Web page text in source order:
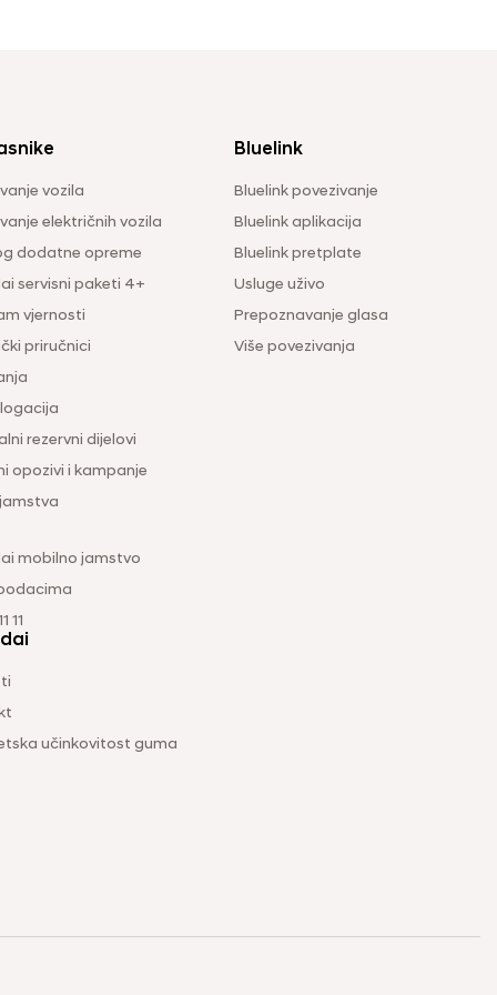
vozila
električnih vozila
dodatne opreme
servisni paketi 4+
vjernosti
priručnici
rezervni dijelovi
opozivi i kampanje
mobilno jamstvo
11
Bluelink
Bluelink povezivanje
Bluelink aplikacija
Bluelink pretplate
Usluge uživo
Prepoznavanje glasa
Više povezivanja
učinkovitost guma